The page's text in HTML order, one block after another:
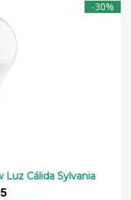
-30%
Luz Cálida Sylvania